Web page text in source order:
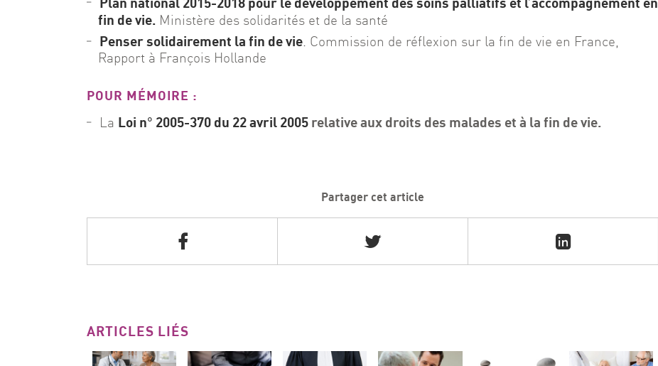
fin de vie. Ministère des solidarités et de la santé
Penser solidairement la fin de vie. Commission de réflexion sur la fin de vie en France,
Rapport à François Hollande
POUR MÉMOIRE :
La Loi n° 2005-370 du 22 avril 2005 relative aux droits des malades et à la fin de vie.
Partager cet article
ARTICLES LIÉS